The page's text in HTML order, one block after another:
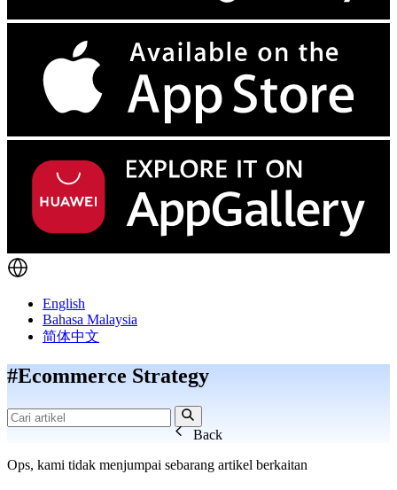
English
Bahasa Malaysia
简体中文
#Ecommerce Strategy
Back
Ops, kami tidak menjumpai sebarang artikel berkaitan